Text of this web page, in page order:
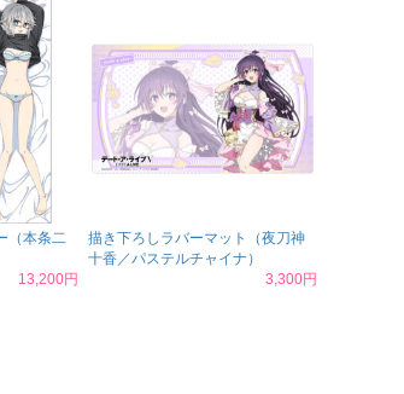
（本条二
13,200円
描き下ろしラバーマット（夜刀神
十香／パステルチャイナ）
3,300円